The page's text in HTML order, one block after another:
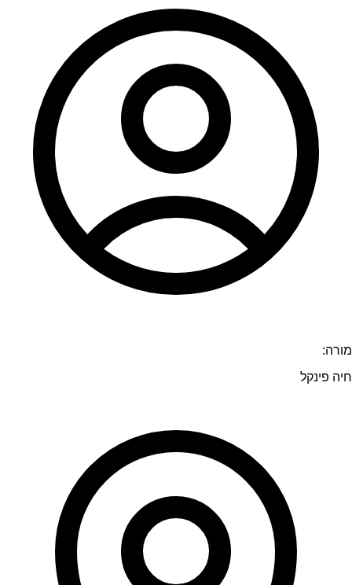
מורה:
חיה פינקל